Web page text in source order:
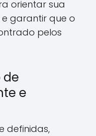
orientar sua
garantir que o
pelos
de
e
definidas,